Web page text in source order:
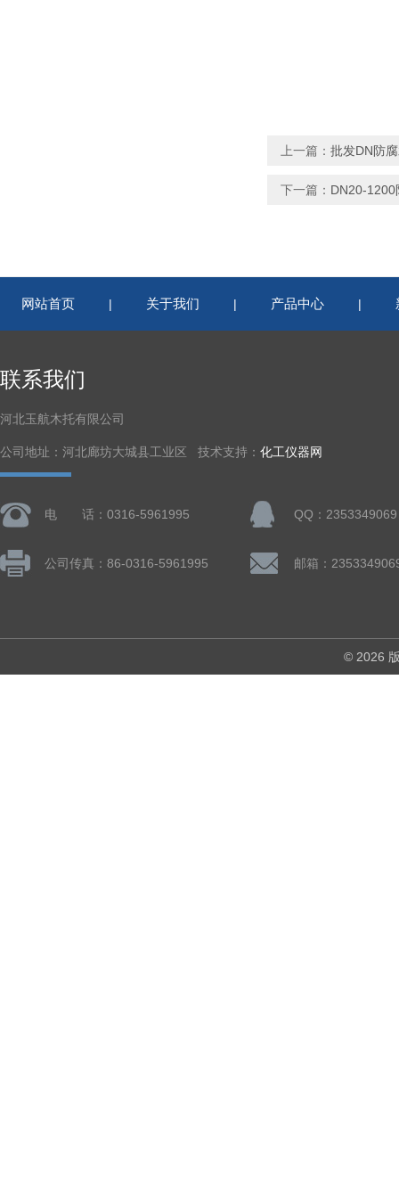
上一篇： 批发DN防
下一篇： DN20-1200
网站首页 | 关于我们 | 产品中心 |
联系我们
河北玉航木托有限公司
公司地址：河北廊坊大城县工业区 技术支持： 化工仪器网
电 话：0316-5961995 QQ：2353349069
公司传真：86-0316-5961995 邮箱：
© 2026